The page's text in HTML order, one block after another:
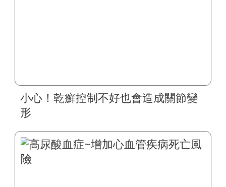
小心！乾癬控制不好也會造成關節變
形